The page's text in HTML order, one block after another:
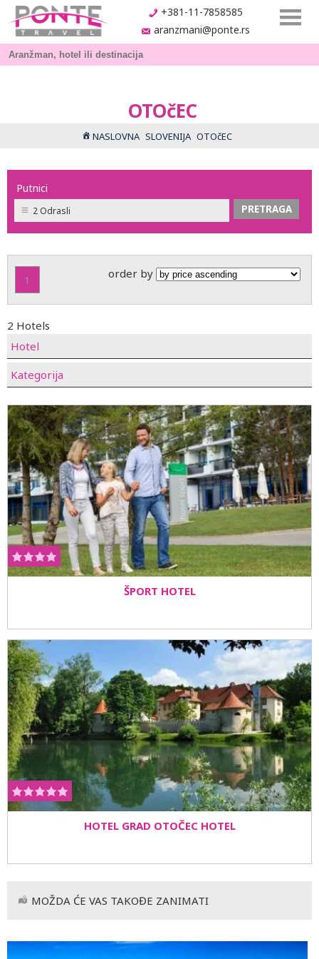
+381-11-7858585
aranzmani@ponte.rs
OTOčEC
NASLOVNA SLOVENIJA OTOčEC
Putnici
2 Odrasli
1 order by
2 Hotels
Hotel
Kategorija
ŠPORT HOTEL
HOTEL GRAD OTOČEC HOTEL
MOŽDA ĆE VAS TAKOĐE ZANIMATI